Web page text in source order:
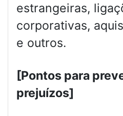
estrangeiras,
corporativas,
e outros.
[Pontos para
prejuízos]